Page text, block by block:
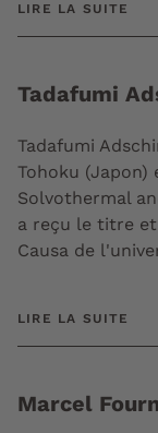
LIRE LA SUITE
Tadafumi
Tadafumi
Tohoku
Solvothermal
a reçu le titre
Causa de
LIRE LA SUITE
Marcel